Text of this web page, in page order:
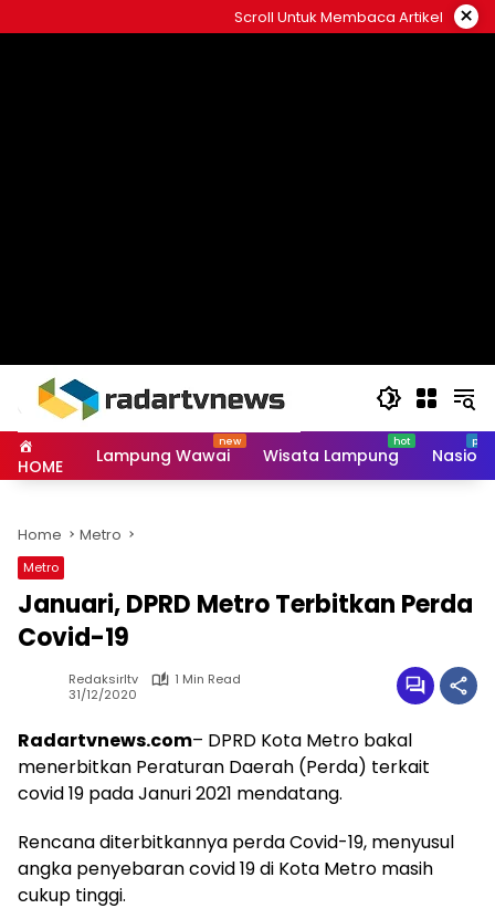
to
Scroll Untuk Membaca Artikel ×
HOME Lampung Wawai Wisata Lampung
Home Metro
Metro
Januari, DPRD Metro Terbitkan Perda
Covid-19
Redaksirltv
1 Min Read
31/12/2020
Radartvnews.com– DPRD Kota Metro bakal
menerbitkan Peraturan Daerah (Perda) terkait
covid 19 pada Januri 2021 mendatang.
Rencana diterbitkannya perda Covid-19, menyusul
angka penyebaran covid 19 di Kota Metro masih
cukup tinggi.